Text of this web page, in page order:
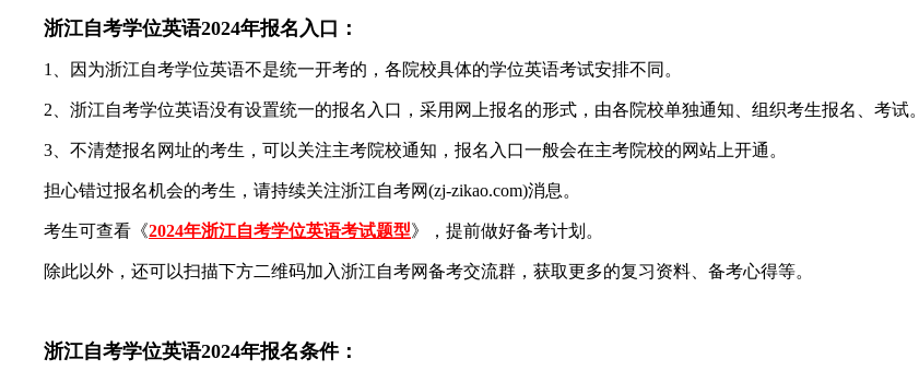
浙江自考学位英语2024年报名入口：
1、因为浙江自考学位英语不是统一开考的，各院校具体的学位英语考试安排不同。
2、浙江自考学位英语没有设置统一的报名入口，采用网上报名的形式，由各院校单独通知、组织考生报名、考试。
3、不清楚报名网址的考生，可以关注主考院校通知，报名入口一般会在主考院校的网站上开通。
担心错过报名机会的考生，请持续关注浙江自考网(zj-zikao.com)消息。
考生可查看《2024年浙江自考学位英语考试题型》，提前做好备考计划。
除此以外，还可以扫描下方二维码加入浙江自考网备考交流群，获取更多的复习资料、备考心得等。
浙江自考学位英语2024年报名条件：